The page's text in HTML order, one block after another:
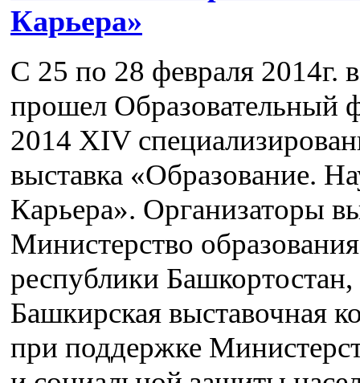
Карьера»
С 25 по 28 февраля 2014г.
прошел Образовательный
2014 XΙV
выставка «Образование.
Карьера». Организаторы
Министерство образования
республики Башкортостан,
Башкирская выставочная
при поддержке